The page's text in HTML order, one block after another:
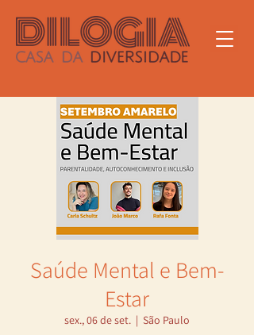
Saúde Mental e Bem-
Estar
sex., 06 de set.
  |
São Paulo